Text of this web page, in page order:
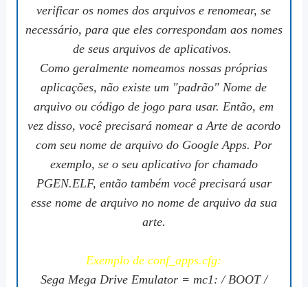
verificar os nomes dos arquivos e renomear, se
necessário, para que eles correspondam aos nomes
de seus arquivos de aplicativos.
Como geralmente nomeamos nossas próprias
aplicações, não existe um "padrão" Nome de
arquivo ou código de jogo para usar. Então, em
vez disso, você precisará nomear a Arte de acordo
com seu nome de arquivo do Google Apps. Por
exemplo, se o seu aplicativo for chamado
PGEN.ELF, então também você precisará usar
esse nome de arquivo no nome de arquivo da sua
arte.
Exemplo de conf_apps.cfg:
Sega Mega Drive Emulator = mc1: / BOOT /